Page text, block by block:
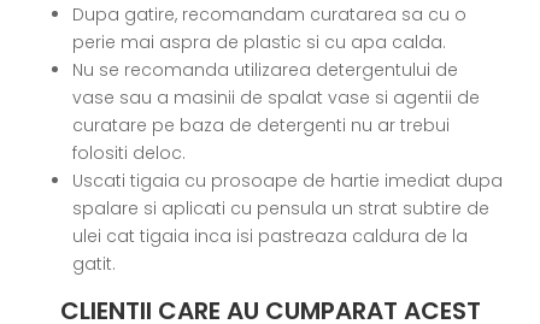
Dupa gatire, recomandam curatarea sa cu o
perie mai aspra de plastic si cu apa calda.
Nu se recomanda utilizarea detergentului de
vase sau a masinii de spalat vase si agentii de
curatare pe baza de detergenti nu ar trebui
folositi deloc.
Uscati tigaia cu prosoape de hartie imediat dupa
spalare si aplicati cu pensula un strat subtire de
ulei cat tigaia inca isi pastreaza caldura de la
gatit.
CLIENTII CARE AU CUMPARAT ACEST